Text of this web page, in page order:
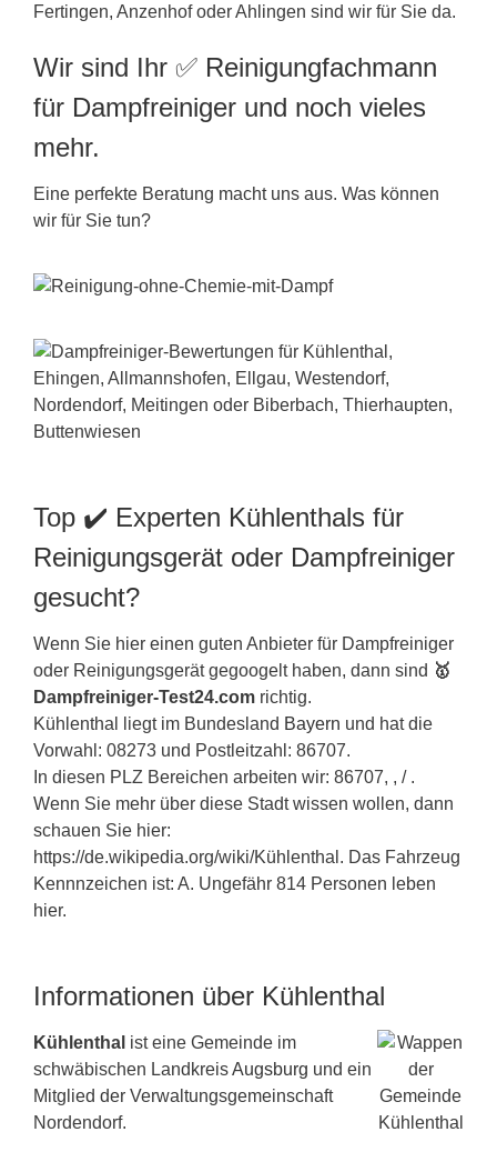
Fertingen, Anzenhof oder Ahlingen sind wir für Sie da.
Wir sind Ihr ✅ Reinigungfachmann
für Dampfreiniger und noch vieles
mehr.
Eine perfekte Beratung macht uns aus. Was können
wir für Sie tun?
Top ✔️ Experten Kühlenthals für
Reinigungsgerät oder Dampfreiniger
gesucht?
Wenn Sie hier einen guten Anbieter für Dampfreiniger
oder Reinigungsgerät gegoogelt haben, dann sind 🥇
Dampfreiniger-Test24.com richtig.
Kühlenthal liegt im Bundesland Bayern und hat die
Vorwahl: 08273 und Postleitzahl: 86707.
In diesen PLZ Bereichen arbeiten wir: 86707, , / .
Wenn Sie mehr über diese Stadt wissen wollen, dann
schauen Sie hier:
https://de.wikipedia.org/wiki/Kühlenthal. Das Fahrzeug
Kennnzeichen ist: A. Ungefähr 814 Personen leben
hier.
Informationen über Kühlenthal
Kühlenthal ist eine Gemeinde im
schwäbischen LandkreisAugsburg und ein
Mitglied der Verwaltungsgemeinschaft
Nordendorf.